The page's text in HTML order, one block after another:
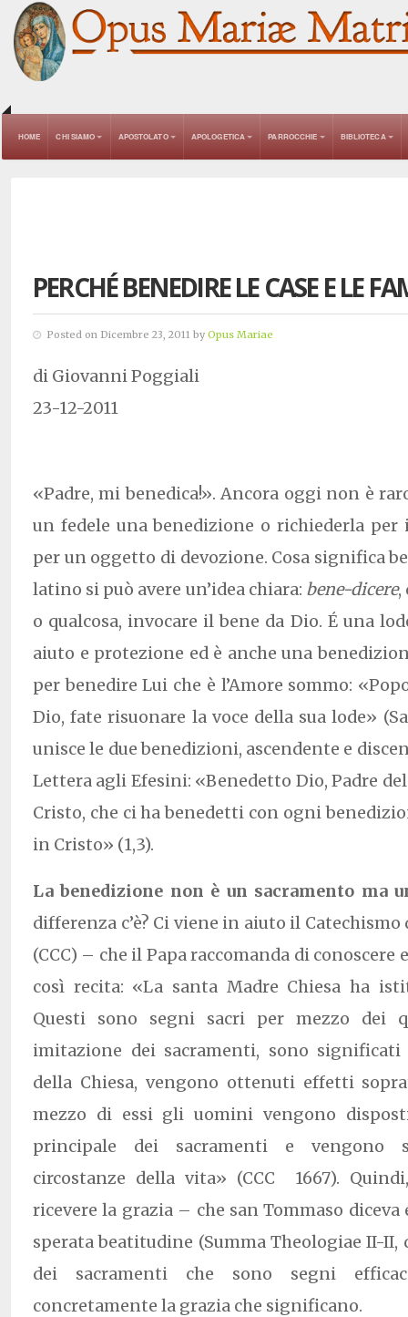
HOME CHI SIAMO APOSTOLATO APOLOGETICA PARROCCHIE BIBLIOTECA
PERCHÉ BENEDIRE LE CASE E LE
Posted on Dicembre 23, 2011 by Opus Mariae
di Giovanni Poggiali
23-12-2011
«Padre, mi benedica!». Ancora oggi non è
un fedele una benedizione o richiederla
per un oggetto di devozione. Cosa significa
latino si può avere un’idea chiara: bene-dicere,
o qualcosa, invocare il bene da Dio. É una
aiuto e protezione ed è anche una
per benedire Lui che è l’Amore sommo:
Dio, fate risuonare la voce della sua lode»
unisce le due benedizioni, ascendente e
Lettera agli Efesini: «Benedetto Dio, Padre
Cristo, che ci ha benedetti con ogni
in Cristo» (1,3).
La benedizione non è un sacramento ma
differenza c’è? Ci viene in aiuto il
(CCC) – che il Papa raccomanda di
così recita: «La santa Madre Chiesa ha
Questi sono segni sacri per mezzo dei
imitazione dei sacramenti, sono
della Chiesa, vengono ottenuti effetti
mezzo di essi gli uomini vengono
principale dei sacramenti e vengono
circostanze della vita» (CCC 1667).
ricevere la grazia – che san Tommaso
sperata beatitudine (Summa Theologiae II-II,
dei sacramenti che sono segni
concretamente la grazia che significano.